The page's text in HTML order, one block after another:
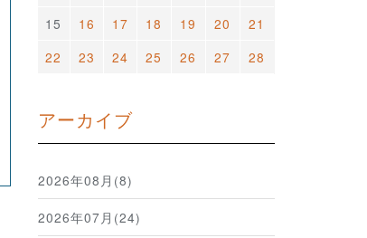
15
16 17 18 19 20
21
22
23 24 25 26 27 28
アーカイブ
2026年08月(8)
2026年07月(24)